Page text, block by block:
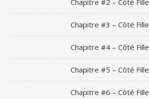
Chapitre #2 – Côté Fille
Chapitre #3 – Côté Fille
Chapitre #4 – Côté Fille
Chapitre #5 – Côté Fille
Chapitre #6 – Côté Fille